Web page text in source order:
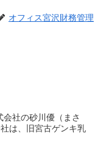
オフィス宮沢財務管理
社の砂川優（まさ